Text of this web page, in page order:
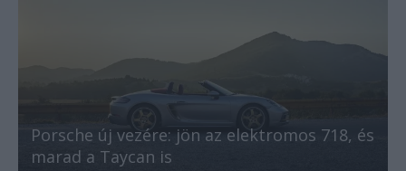
Porsche új vezére: jön az elektromos 718, és
marad a Taycan is